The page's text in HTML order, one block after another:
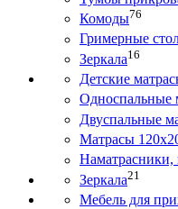
Комоды76
Гримерные
Зеркала16
Детские
Односпальные
Двуспальные
Матрасы
Зеркала21
Мебель для